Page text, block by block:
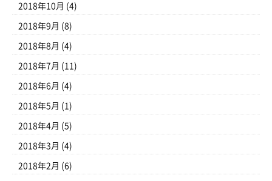
2018年10月 (4)
2018年9月 (8)
2018年8月 (4)
2018年7月 (11)
2018年6月 (4)
2018年5月 (1)
2018年4月 (5)
2018年3月 (4)
2018年2月 (6)